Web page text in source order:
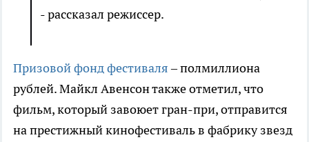
- рассказал режиссер.
Призовой фонд фестиваля– полмиллиона
рублей. Майкл Авенсон также отметил, что
фильм, который завоюет гран-при, отправится
на престижный кинофестиваль в фабрику звезд